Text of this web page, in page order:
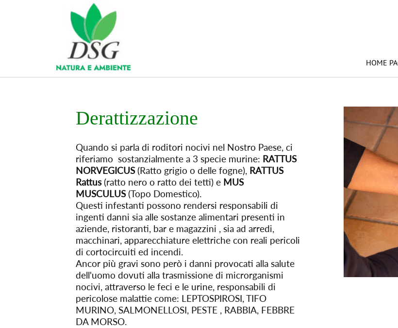
HOME
Derattizzazione
Quando si parla di roditori nocivi nel Nostro Paese, ci
riferiamo sostanzialmente a 3 specie murine: RATTUS
NORVEGICUS(Ratto grigio o delle fogne), RATTUS
Rattus(ratto nero o ratto dei tetti) e MUS
MUSCULUS(Topo Domestico).
Questi infestanti possono rendersi responsabili di
ingenti danni sia alle sostanze alimentari presenti in
aziende, ristoranti, bar e magazzini , sia ad arredi,
macchinari, apparecchiature elettriche con reali pericoli
di cortocircuiti ed incendi.
Ancor più gravi sono però i danni provocati alla salute
dell'uomo dovuti alla trasmissione di microrganismi
nocivi, attraverso le feci e le urine, responsabili di
pericolose malattie come: LEPTOSPIROSI, TIFO
MURINO, SALMONELLOSI, PESTE , RABBIA, FEBBRE
DA MORSO.